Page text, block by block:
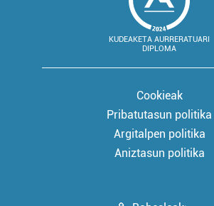
KUDEAKETA AURRERATUARI
DIPLOMA
Cookieak
Pribatutasun politika
Argitalpen politika
Aniztasun politika